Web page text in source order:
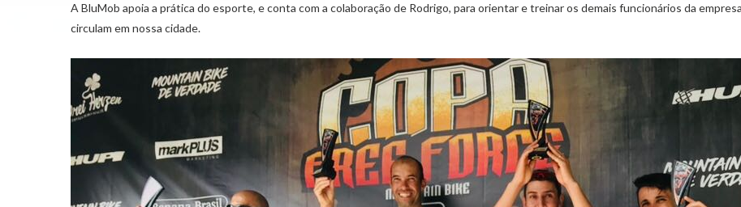
A BluMob apoia a prática do esporte, e conta com a colaboração de Rodrigo, para orientar e treinar os demais funcionários da
circulam em nossa cidade.